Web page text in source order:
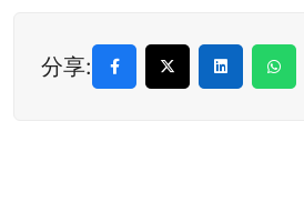
分享: